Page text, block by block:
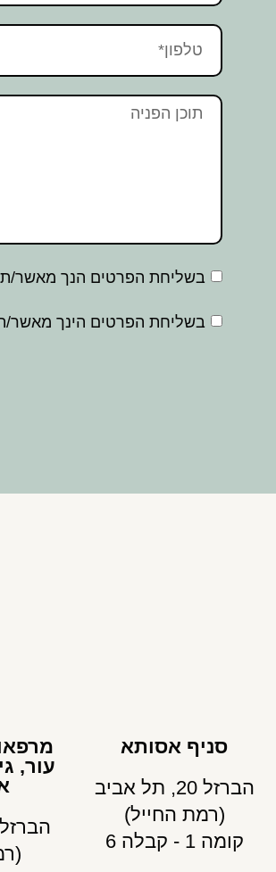
בשליחת הפרטים הנך מאשר/
בשליחת הפרטים הינך מאשר/
סניף אסותא
הברזל 20, תל אביב
(רמת החייל)
קומה 1 - קבלה 6
עור,
הברזל 15, תל